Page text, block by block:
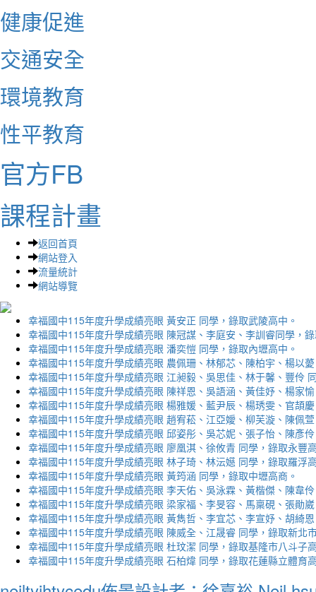
健康促進
交通安全
環境教育
性平教育
官方FB
課程計畫
返回首頁
網站登入
流量統計
網站導覽
幸福國中115年度升學成績亮眼 黃安正 同學，錄取武陵高中。
幸福國中115年度升學成績亮眼 陳冠謀、李庭安、李訓睿同學，
幸福國中115年度升學成績亮眼 潘奕愷 同學，錄取內壢高中。
幸福國中115年度升學成績亮眼 農佩珊、林郁芯、陳柏宇、楊以
幸福國中115年度升學成績亮眼 江昶毅、吳思佳、林于馨、豐伶
幸福國中115年度升學成績亮眼 陳祥恩、吳語涵、黃佳妤、楊家
幸福國中115年度升學成績亮眼 楊雅媛、藍尹辰、楊琇雯、官頡
幸福國中115年度升學成績亮眼 趙宥菘、江亞嬡、柳芙漩、陳佩
幸福國中115年度升學成績亮眼 邱姿彤、吳芯妮、張子怡、陳彥
幸福國中115年度升學成績亮眼 廖凰淇、徐攸青 同學，錄取永豐
幸福國中115年度升學成績亮眼 林子琦、林沄嬨 同學，錄取羅浮
幸福國中115年度升學成績亮眼 黃筠涵 同學，錄取中壢高商。
幸福國中115年度升學成績亮眼 李天佑、吳泳霖、黃楷傑、陳韋
幸福國中115年度升學成績亮眼 梁家福、李旻容、馬稟硯、張勛
幸福國中115年度升學成績亮眼 黃雋哲、李宜芯、李宣妤、胡綺
幸福國中115年度升學成績亮眼 陳威全、江晟睿 同學，錄取新北
幸福國中115年度升學成績亮眼 杜玟潔 同學，錄取基隆市八斗子
幸福國中115年度升學成績亮眼 石柏煒 同學，錄取花蓮縣立體育